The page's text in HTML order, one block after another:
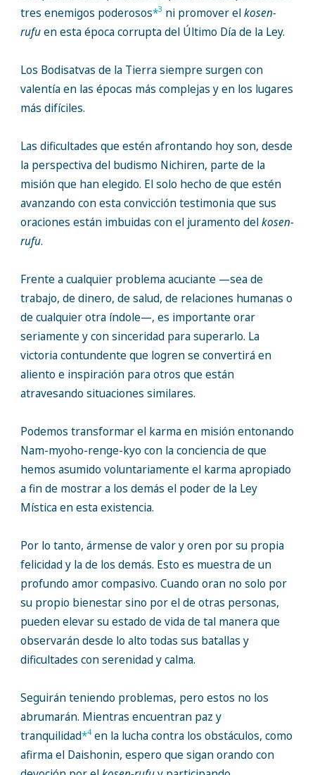
tres enemigos poderosos*3 ni promover elkosen-
rufuen esta época corrupta del Último Día de la Ley.
Los Bodisatvas de la Tierra siempre surgen con
valentía en las épocas más complejas y en los lugares
más difíciles.
Las dificultades que estén afrontando hoy son, desde
la perspectiva del budismo Nichiren, parte de la
misión que han elegido. El solo hecho de que estén
avanzando con esta convicción testimonia que sus
oraciones están imbuidas con el juramento delkosen-
rufu.
Frente a cualquier problema acuciante —sea de
trabajo, de dinero, de salud, de relaciones humanas o
de cualquier otra índole—, es importante orar
seriamente y con sinceridad para superarlo. La
victoria contundente que logren se convertirá en
aliento e inspiración para otros que están
atravesando situaciones similares.
Podemos transformar el karma en misión entonando
Nam-myoho-renge-kyo con la conciencia de que
hemos asumido voluntariamente el karma apropiado
a fin de mostrar a los demás el poder de la Ley
Mística en esta existencia.
Por lo tanto, ármense de valor y oren por su propia
felicidad y la de los demás. Esto es muestra de un
profundo amor compasivo. Cuando oran no solo por
su propio bienestar sino por el de otras personas,
pueden elevar su estado de vida de tal manera que
observarán desde lo alto todas sus batallas y
dificultades con serenidad y calma.
Seguirán teniendo problemas, pero estos no los
abrumarán. Mientras encuentran paz y
tranquilidad*4en la lucha contra los obstáculos, como
afirma el Daishonin, espero que sigan orando con